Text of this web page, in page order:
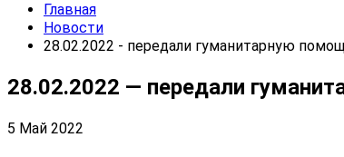
Главная
Новости
28.02.2022 - передали гуманитарную
28.02.2022 — передали
5 Май 2022